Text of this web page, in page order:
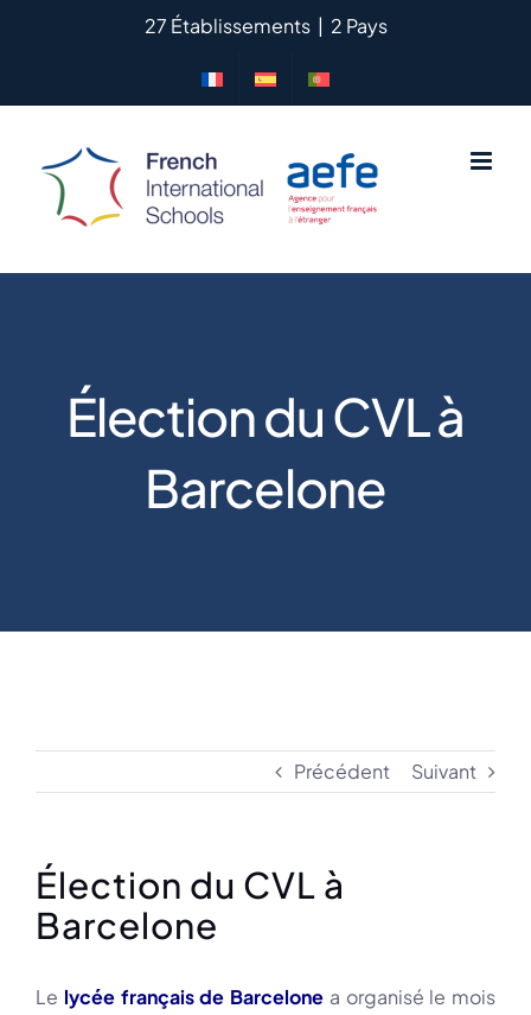
27 Établissements | 2 Pays
Élection du CVL à
Barcelone
Précédent Suivant
Élection du CVL à
Barcelone
Le lycée français de Barcelone a organisé le mois